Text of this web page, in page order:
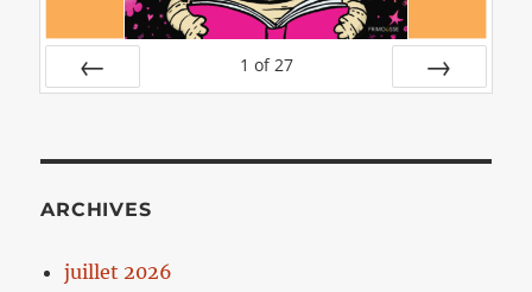
1 of 27
ARCHIVES
juillet 2026